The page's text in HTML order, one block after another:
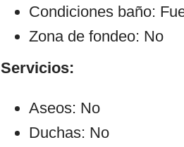
Condiciones baño:
Zona de fondeo: No
Servicios:
Aseos: No
Duchas: No